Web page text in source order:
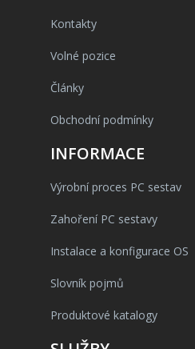
Kontakty
Volné pozice
Články
Obchodní podmínky
INFORMACE
Výrobní proces PC sestav
Zahoření PC sestavy
Instalace a konfigurace OS
Slovník pojmů
Produktové katalogy